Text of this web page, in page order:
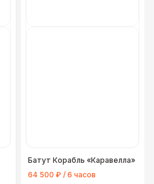
Батут Корабль «Каравелла»
64 500 ₽ / 6 часов